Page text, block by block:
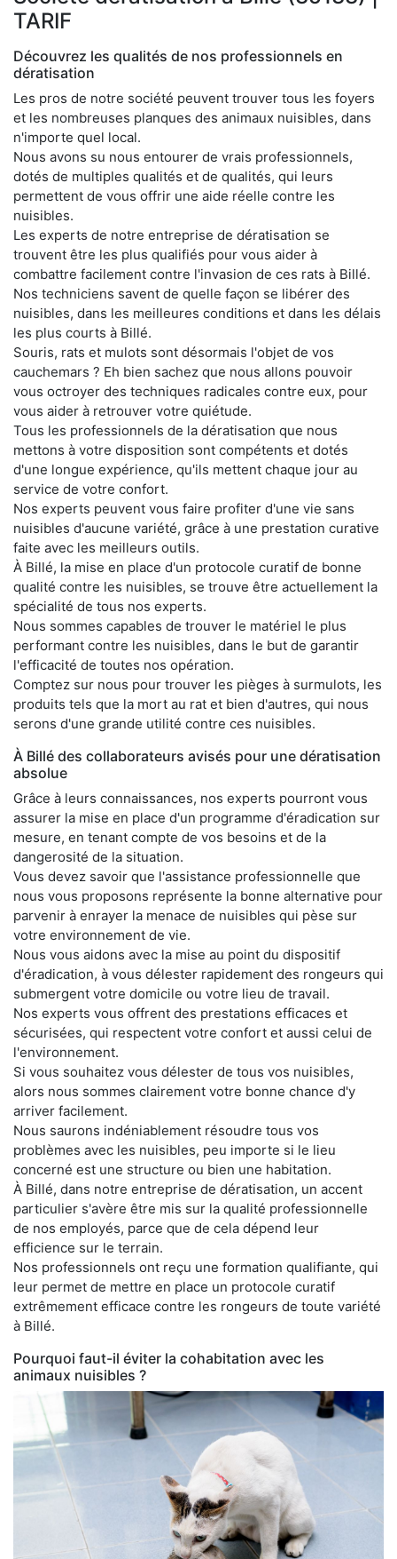
TARIF
Découvrez les qualités de nos professionnels en
dératisation
Les pros de notre société peuvent trouver tous les foyers
et les nombreuses planques des animaux nuisibles, dans
n'importe quel local.
Nous avons su nous entourer de vrais professionnels,
dotés de multiples qualités et de qualités, qui leurs
permettent de vous offrir une aide réelle contre les
nuisibles.
Les experts de notre entreprise de dératisation se
trouvent être les plus qualifiés pour vous aider à
combattre facilement contre l'invasion de ces rats à Billé.
Nos techniciens savent de quelle façon se libérer des
nuisibles, dans les meilleures conditions et dans les délais
les plus courts à Billé.
Souris, rats et mulots sont désormais l'objet de vos
cauchemars ? Eh bien sachez que nous allons pouvoir
vous octroyer des techniques radicales contre eux, pour
vous aider à retrouver votre quiétude.
Tous les professionnels de la dératisation que nous
mettons à votre disposition sont compétents et dotés
d'une longue expérience, qu'ils mettent chaque jour au
service de votre confort.
Nos experts peuvent vous faire profiter d'une vie sans
nuisibles d'aucune variété, grâce à une prestation curative
faite avec les meilleurs outils.
À Billé, la mise en place d'un protocole curatif de bonne
qualité contre les nuisibles, se trouve être actuellement la
spécialité de tous nos experts.
Nous sommes capables de trouver le matériel le plus
performant contre les nuisibles, dans le but de garantir
l'efficacité de toutes nos opération.
Comptez sur nous pour trouver les pièges à surmulots, les
produits tels que la mort au rat et bien d'autres, qui nous
serons d'une grande utilité contre ces nuisibles.
À Billé des collaborateurs avisés pour une dératisation
absolue
Grâce à leurs connaissances, nos experts pourront vous
assurer la mise en place d'un programme d'éradication sur
mesure, en tenant compte de vos besoins et de la
dangerosité de la situation.
Vous devez savoir que l'assistance professionnelle que
nous vous proposons représente la bonne alternative pour
parvenir à enrayer la menace de nuisibles qui pèse sur
votre environnement de vie.
Nous vous aidons avec la mise au point du dispositif
d'éradication, à vous délester rapidement des rongeurs qui
submergent votre domicile ou votre lieu de travail.
Nos experts vous offrent des prestations efficaces et
sécurisées, qui respectent votre confort et aussi celui de
l'environnement.
Si vous souhaitez vous délester de tous vos nuisibles,
alors nous sommes clairement votre bonne chance d'y
arriver facilement.
Nous saurons indéniablement résoudre tous vos
problèmes avec les nuisibles, peu importe si le lieu
concerné est une structure ou bien une habitation.
À Billé, dans notre entreprise de dératisation, un accent
particulier s'avère être mis sur la qualité professionnelle
de nos employés, parce que de cela dépend leur
efficience sur le terrain.
Nos professionnels ont reçu une formation qualifiante, qui
leur permet de mettre en place un protocole curatif
extrêmement efficace contre les rongeurs de toute variété
à Billé.
Pourquoi faut-il éviter la cohabitation avec les
animaux nuisibles ?